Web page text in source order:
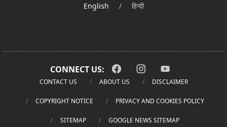
English / हिन्दी
CONNECT US:
CONTACT US ABOUT US DISCLAIMER
COPYRIGHT NOTICE PRIVACY AND COOKIES POLICY
SITEMAP GOOGLE NEWS SITEMAP